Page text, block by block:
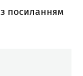
з посиланням